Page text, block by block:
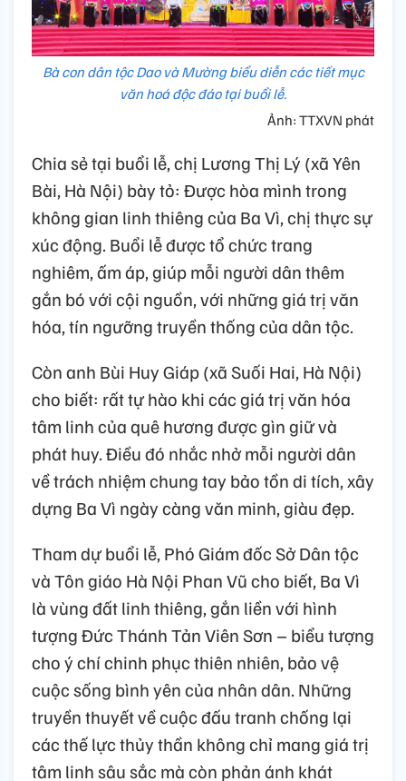
Bà con dân tộc Dao và Mường biểu diễn các tiết mục
văn hoá độc đáo tại buổi lễ.
Ảnh: TTXVN phát
Chia sẻ tại buổi lễ, chị Lương Thị Lý (xã Yên
Bài, Hà Nội) bày tỏ: Được hòa mình trong
không gian linh thiêng của Ba Vì, chị thực sự
xúc động. Buổi lễ được tổ chức trang
nghiêm, ấm áp, giúp mỗi người dân thêm
gắn bó với cội nguồn, với những giá trị văn
hóa, tín ngưỡng truyền thống của dân tộc.
Còn anh Bùi Huy Giáp (xã Suối Hai, Hà Nội)
cho biết: rất tự hào khi các giá trị văn hóa
tâm linh của quê hương được gìn giữ và
phát huy. Điều đó nhắc nhở mỗi người dân
về trách nhiệm chung tay bảo tồn di tích, xây
dựng Ba Vì ngày càng văn minh, giàu đẹp.
Tham dự buổi lễ,Phó Giám đốc Sở Dân tộc
và Tôn giáo Hà Nội Phan Vũ cho biết,Ba Vì
là vùng đất linh thiêng, gắn liền với hình
tượng Đức Thánh Tản Viên Sơn – biểu tượng
cho ý chí chinh phục thiên nhiên, bảo vệ
cuộc sống bình yên của nhân dân. Những
truyền thuyết về cuộc đấu tranh chống lại
các thế lực thủy thần không chỉ mang giá trị
tâm linh sâu sắc mà còn phản ánh khát